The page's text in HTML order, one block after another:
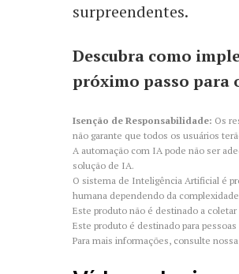
surpreendentes.
Descubra como
próximo passo para
Isenção de Responsabilidade: Os
não garante que todos os usuários
A automação com IA pode não ser
solução de IA.
O sistema de Inteligência Artificial é
humana dependendo da
Este produto não é destinado a
Este produto é destinado para pessoas
Para mais informações, consulte